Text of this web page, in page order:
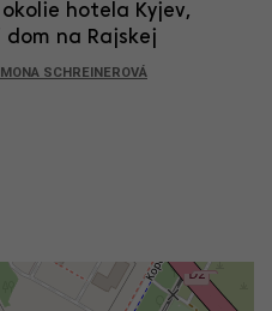
hotela Kyjev,
na Rajskej
SCHREINEROVÁ